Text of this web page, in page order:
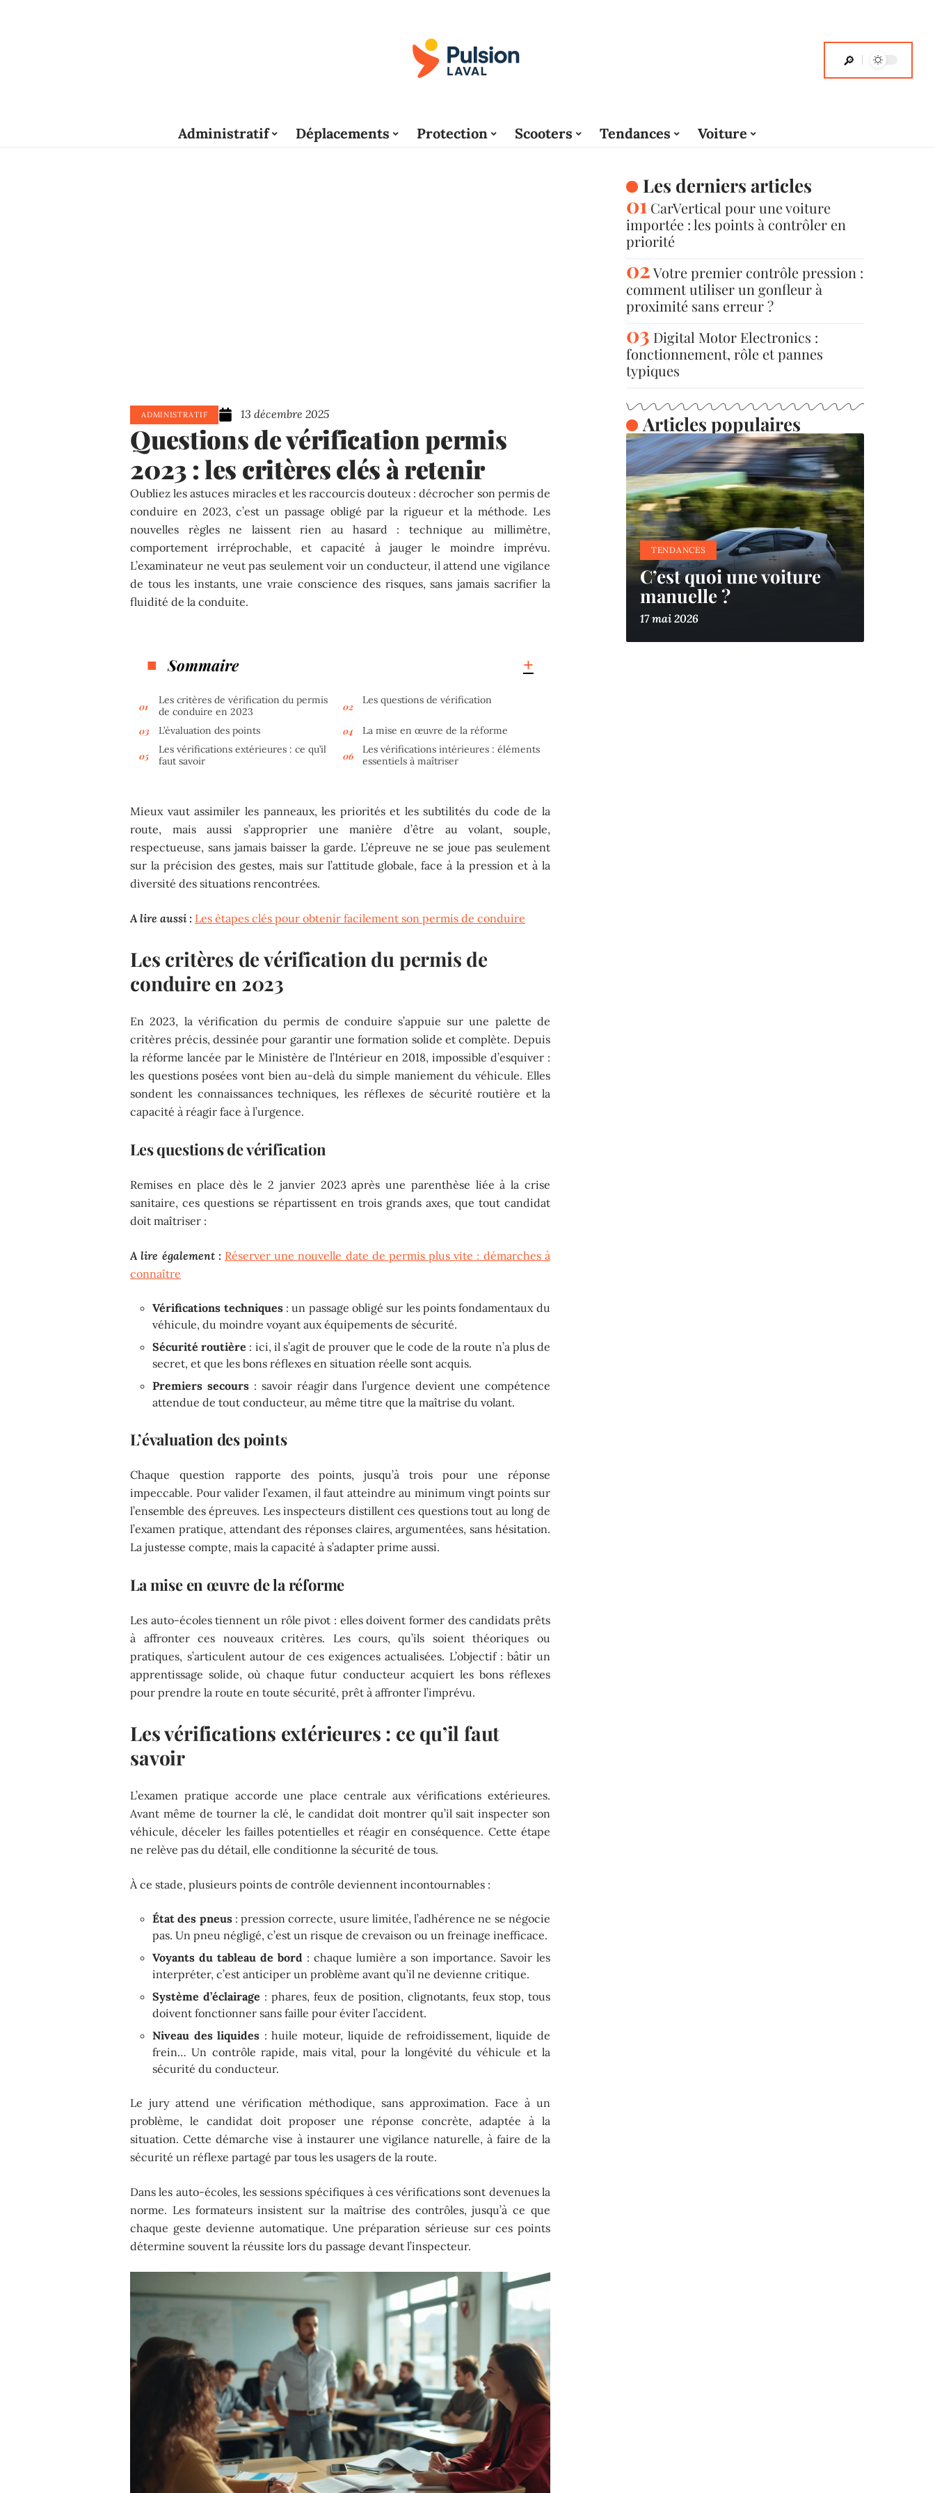
Administratif Déplacements Protection Scooters Tendances Voiture
ADMINISTRATIF 13 décembre 2025
Questions de vérification permis
2023 : les critères clés à retenir
Oubliez les astuces miracles et les raccourcis douteux : décrocher son permis de
conduire en 2023, c’est un passage obligé par la rigueur et la méthode. Les
nouvelles règles ne laissent rien au hasard : technique au millimètre,
comportement irréprochable, et capacité à jauger le moindre imprévu.
L’examinateur ne veut pas seulement voir un conducteur, il attend une vigilance
de tous les instants, une vraie conscience des risques, sans jamais sacrifier la
fluidité de la conduite.
Sommaire
Les critères de vérification du permis
de conduire en 2023
Les questions de vérification
L’évaluation des points
La mise en œuvre de la réforme
Les vérifications extérieures : ce qu’il
faut savoir
Les vérifications intérieures : éléments
essentiels à maîtriser
Mieux vaut assimiler les panneaux, les priorités et les subtilités du code de la
route, mais aussi s’approprier une manière d’être au volant, souple,
respectueuse, sans jamais baisser la garde. L’épreuve ne se joue pas seulement
sur la précision des gestes, mais sur l’attitude globale, face à la pression et à la
diversité des situations rencontrées.
A lire aussi : Les étapes clés pour obtenir facilement son permis de conduire
Les critères de vérification du permis de
conduire en 2023
En 2023, la vérification du permis de conduire s’appuie sur une palette de
critères précis, dessinée pour garantir une formation solide et complète. Depuis
la réforme lancée par le Ministère de l’Intérieur en 2018, impossible d’esquiver :
les questions posées vont bien au-delà du simple maniement du véhicule. Elles
sondent les connaissances techniques, les réflexes de sécurité routière et la
capacité à réagir face à l’urgence.
Les questions de vérification
Remises en place dès le 2 janvier 2023 après une parenthèse liée à la crise
sanitaire, ces questions se répartissent en trois grands axes, que tout candidat
doit maîtriser :
A lire également : Réserver une nouvelle date de permis plus vite : démarches à
connaître
Vérifications techniques: un passage obligé sur les points fondamentaux du
véhicule, du moindre voyant aux équipements de sécurité.
Sécurité routière : ici, il s’agit de prouver que le code de la route n’a plus de
secret, et que les bons réflexes en situation réelle sont acquis.
Premiers secours : savoir réagir dans l’urgence devient une compétence
attendue de tout conducteur, au même titre que la maîtrise du volant.
L’évaluation des points
Chaque question rapporte des points, jusqu’à trois pour une réponse
impeccable. Pour valider l’examen, il faut atteindre au minimum vingt points sur
l’ensemble des épreuves. Les inspecteurs distillent ces questions tout au long de
l’examen pratique, attendant des réponses claires, argumentées, sans hésitation.
La justesse compte, mais la capacité à s’adapter prime aussi.
La mise en œuvre de la réforme
Les auto-écoles tiennent un rôle pivot : elles doivent former des candidats prêts
à affronter ces nouveaux critères. Les cours, qu’ils soient théoriques ou
pratiques, s’articulent autour de ces exigences actualisées. L’objectif : bâtir un
apprentissage solide, où chaque futur conducteur acquiert les bons réflexes
pour prendre la route en toute sécurité, prêt à affronter l’imprévu.
Les vérifications extérieures : ce qu’il faut
savoir
L’examen pratique accorde une place centrale aux vérifications extérieures.
Avant même de tourner la clé, le candidat doit montrer qu’il sait inspecter son
véhicule, déceler les failles potentielles et réagir en conséquence. Cette étape
ne relève pas du détail, elle conditionne la sécurité de tous.
À ce stade, plusieurs points de contrôle deviennent incontournables :
État des pneus: pression correcte, usure limitée, l’adhérence ne se négocie
pas. Un pneu négligé, c’est un risque de crevaison ou un freinage inefficace.
Voyants du tableau de bord : chaque lumière a son importance. Savoir les
interpréter, c’est anticiper un problème avant qu’il ne devienne critique.
Système d’éclairage : phares, feux de position, clignotants, feux stop, tous
doivent fonctionner sans faille pour éviter l’accident.
Niveau des liquides : huile moteur, liquide de refroidissement, liquide de
frein… Un contrôle rapide, mais vital, pour la longévité du véhicule et la
sécurité du conducteur.
Le jury attend une vérification méthodique, sans approximation. Face à un
problème, le candidat doit proposer une réponse concrète, adaptée à la
situation. Cette démarche vise à instaurer une vigilance naturelle, à faire de la
sécurité un réflexe partagé par tous les usagers de la route.
Dans les auto-écoles, les sessions spécifiques à ces vérifications sont devenues la
norme. Les formateurs insistent sur la maîtrise des contrôles, jusqu’à ce que
chaque geste devienne automatique. Une préparation sérieuse sur ces points
détermine souvent la réussite lors du passage devant l’inspecteur.
Les derniers articles
CarVertical pour une voiture
importée : les points à contrôler en
priorité
Votre premier contrôle pression :
comment utiliser un gonfleur à
proximité sans erreur ?
Digital Motor Electronics :
fonctionnement, rôle et pannes
typiques
Articles populaires
TENDANCES
C’est quoi une voiture
manuelle ?
17 mai 2026